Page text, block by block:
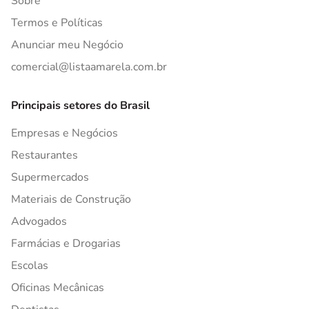
Termos e Políticas
Anunciar meu Negócio
comercial@listaamarela.com.br
Principais setores do Brasil
Empresas e Negócios
Restaurantes
Supermercados
Materiais de Construção
Advogados
Farmácias e Drogarias
Escolas
Oficinas Mecânicas